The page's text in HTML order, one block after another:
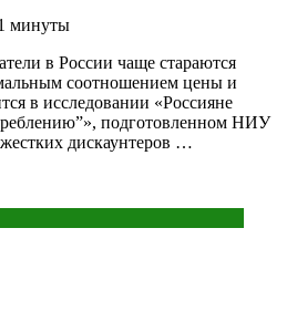
минуты
в России чаще стараются
соотношением цены и
в исследовании «Россияне
подготовленном НИУ
дискаунтеров …